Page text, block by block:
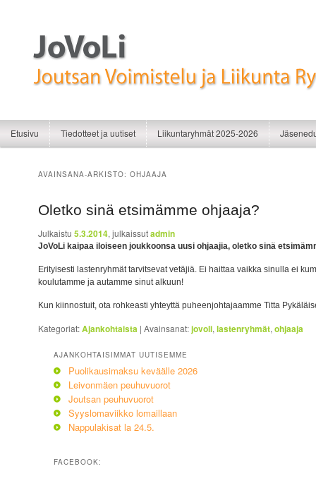
JoVoLi | Joutsan Voimistelu ja
Siirry sisältöön
Siirry toissijaiseen sisältöön
Etusivu Tiedotteet ja uutiset Liikuntaryhmät 2025-2026
AVAINSANA-ARKISTO:OHJAAJA
Oletko sinä etsimämme ohjaaja?
Julkaistu5.3.2014, julkaissutadmin
JoVoLi kaipaa iloiseen joukkoonsa uusi ohjaajia, oletko sinä
Erityisesti lastenryhmät tarvitsevat vetäjiä. Ei haittaa vaikka sinulla ei
koulutamme ja autamme sinut alkuun!
Kun kiinnostuit, ota rohkeasti yhteyttä puheenjohtajaamme Titta
Kategoriat:Ajankohtaista |Avainsanat:jovoli,lastenryhmät,ohjaaja
AJANKOHTAISIMMAT UUTISEMME
Puolikausimaksu keväälle 2026
Leivonmäen peuhuvuorot
Joutsan peuhuvuorot
Syyslomaviikko lomaillaan
Nappulakisat la 24.5.
FACEBOOK: